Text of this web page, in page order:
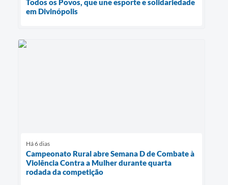
Todos os Povos, que une esporte e solidariedade
em Divinópolis
Há 6 dias
Campeonato Rural abre Semana D de Combate à
Violência Contra a Mulher durante quarta
rodada da competição